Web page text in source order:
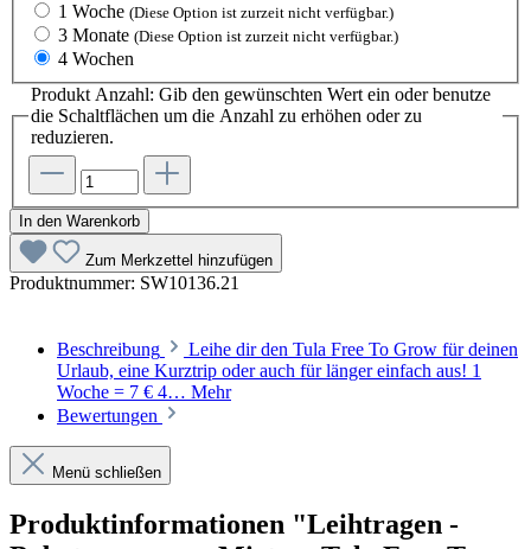
1 Woche (Diese Option ist zurzeit nicht verfügbar.)
3 Monate (Diese Option ist zurzeit nicht verfügbar.)
4 Wochen
Produkt Anzahl: Gib den gewünschten Wert ein oder benutze
die Schaltflächen um die Anzahl zu erhöhen oder zu
reduzieren.
In den Warenkorb
Zum Merkzettel hinzufügen
Produktnummer: SW10136.21
Beschreibung
Leihe dir den Tula Free To Grow für deinen
Urlaub, eine Kurztrip oder auch für länger einfach aus! 1
Woche = 7 € 4… Mehr
Bewertungen
Menü schließen
Produktinformationen "Leihtragen -